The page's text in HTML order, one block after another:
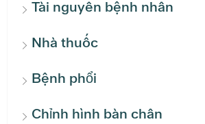
Tài nguyên bệnh nhân
Nhà thuốc
Bệnh phổi
Chỉnh hình bàn chân